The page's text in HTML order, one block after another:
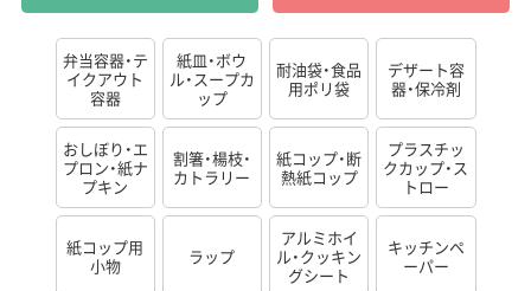
弁当容器・テ
イクアウト
容器
紙皿・ボウ
ル・スープカ
ップ
耐油袋・食品
用ポリ袋
デザート容
器・保冷剤
おしぼり・エ
プロン・紙ナ
プキン
割箸・楊枝・
カトラリー
紙コップ・断
熱紙コップ
プラスチッ
クカップ・ス
トロー
紙コップ用
小物
ラップ
アルミホイ
ル・クッキン
グシート
キッチンペ
ーパー